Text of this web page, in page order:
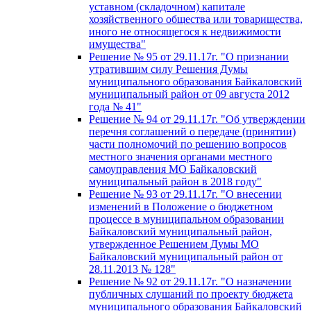
уставном (складочном) капитале
хозяйственного общества или товарищества,
иного не относящегося к недвижимости
имущества"
Решение № 95 от 29.11.17г. "О признании
утратившим силу Решения Думы
муниципального образования Байкаловский
муниципальный район от 09 августа 2012
года № 41"
Решение № 94 от 29.11.17г. "Об утверждении
перечня соглашений о передаче (принятии)
части полномочий по решению вопросов
местного значения органами местного
самоуправления МО Байкаловский
муниципальный район в 2018 году"
Решение № 93 от 29.11.17г. "О внесении
изменений в Положение о бюджетном
процессе в муниципальном образовании
Байкаловский муниципальный район,
утвержденное Решением Думы МО
Байкаловский муниципальный район от
28.11.2013 № 128"
Решение № 92 от 29.11.17г. "О назначении
публичных слушаний по проекту бюджета
муниципального образования Байкаловский